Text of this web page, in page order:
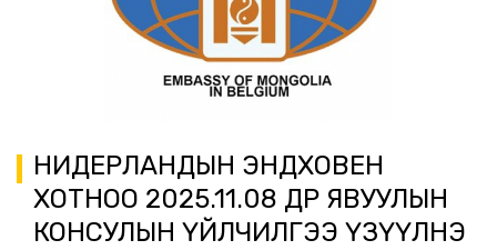
НИДЕРЛАНДЫН ЭНДХОВЕН
ХОТНОО 2025.11.08 ӨДӨР ЯВУУЛЫН
КОНСУЛЫН ҮЙЛЧИЛГЭЭ ҮЗҮҮЛНЭ